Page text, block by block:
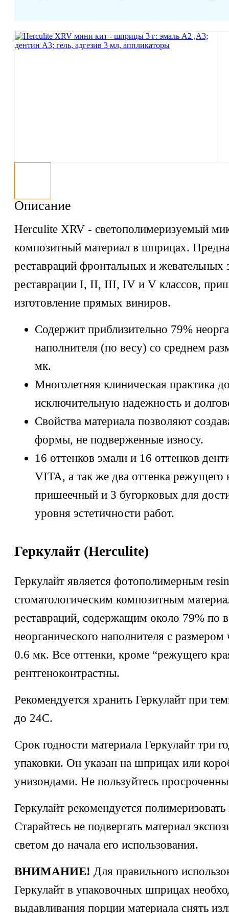
Описание
Herculite XRV - светополимеризуемый
композитный материал в шприцах.
реставраций фронтальных и жевательных
реставрации I, II, III, IV и V классов,
изготовление прямых виниров.
Содержит приблизительно 79%
наполнителя (по весу) со среднем
мк.
Многолетняя клиническая практика
исключительную надежность и
Свойства материала позволяют
формы, не подверженные износу.
16 оттенков эмали и 16 оттенков
VITA, а так же два оттенка режущего
пришеечный и 3 бугорковых для
уровня эстетичности работ.
Геркулайт (Herculite)
Геркулайт является фотополимерным
стоматологическим композитным
реставраций, содержащим около 79% по
неорганического наполнителя с размером
0.6 мк. Все оттенки, кроме “режущего
рентгеноконтрастны.
Рекомендуется хранить Геркулайт при
до 24С.
Срок годности материала Геркулайт три
упаковки. Он указан на шприцах или
унизондами. Не пользуйтесь
Геркулайт рекомендуется
Старайтесь не подвергать материал
светом до начала его использования.
ВНИМАНИЕ! Для правильного
Геркулайт в упаковочных шприцах
выдавливания порции материала снять